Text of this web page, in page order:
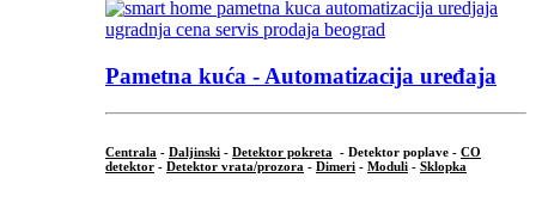
Pametna kuća - Automatizacija uređaja
Centrala - Daljinski - Detektor pokreta - Detektor poplave - CO
detektor - Detektor vrata/prozora - Dimeri - Moduli - Sklopka